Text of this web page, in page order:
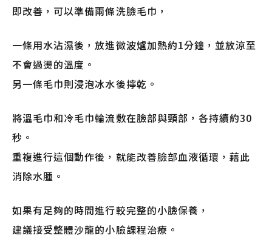
即改善，可以準備兩條洗臉毛巾，
一條用水沾濕後，放進微波爐加熱約1分鐘，並放涼至
不會過燙的溫度。
另一條毛巾則浸泡冰水後擰乾。
將溫毛巾和冷毛巾輪流敷在臉部與頸部，各持續約30
秒。
重複進行這個動作後，就能改善臉部血液循環，藉此
消除水腫。
如果有足夠的時間進行較完整的小臉保養，
建議接受整體沙龍的小臉課程治療。